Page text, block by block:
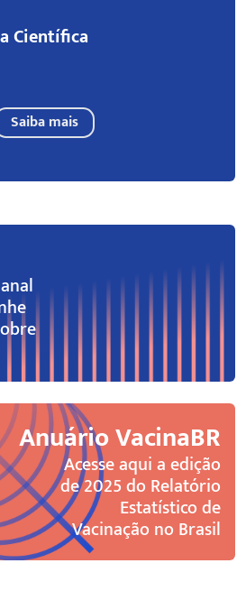
Científica
Saiba mais
Anuário VacinaBR
Acesse aqui a edição
de 2025 do Relatório
Estatístico de
Vacinação no Brasil